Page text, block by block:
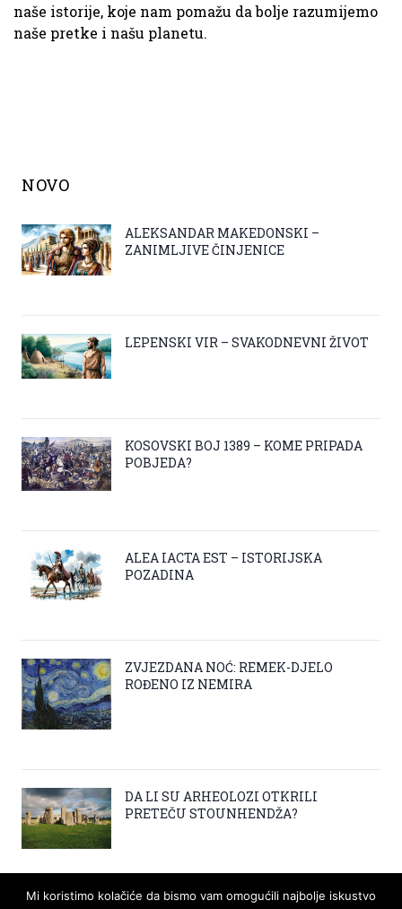
naše istorije, koje nam pomažu da bolje razumijemo
naše pretke i našu planetu.
NOVO
ALEKSANDAR MAKEDONSKI –
ZANIMLJIVE ČINJENICE
LEPENSKI VIR – SVAKODNEVNI ŽIVOT
KOSOVSKI BOJ 1389 – KOME PRIPADA
POBJEDA?
ALEA IACTA EST – ISTORIJSKA
POZADINA
ZVJEZDANA NOĆ: REMEK-DJELO
ROĐENO IZ NEMIRA
DA LI SU ARHEOLOZI OTKRILI
PRETEČU STOUNHENDŽA?
Mi koristimo kolačiće da bismo vam omogućili najbolje iskustvo